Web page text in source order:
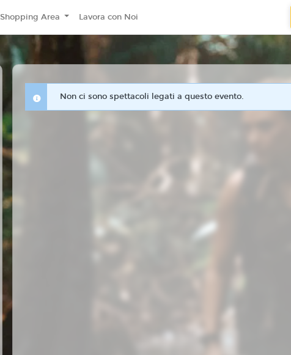
Shopping Area Lavora con Noi
Non ci sono spettacoli legati a questo evento.